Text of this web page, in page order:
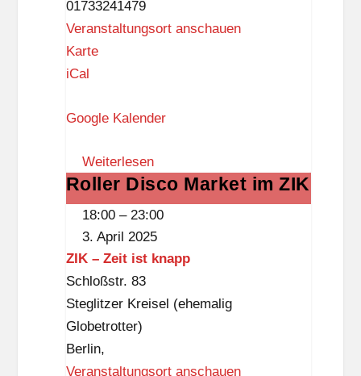
01733241479
Veranstaltungsort anschauen
KarteF
i
i
e
n
z
e
n
t
r
u
m
iCal
Google Kalender
Weiterlesen
Roller
Disco
im
ZIK
Roller Disco Market im ZIK
18:00 – 23:00
3. April 2025
ZIK – Zeit ist knapp
Schloßstr. 83
Steglitzer Kreisel (ehemalig
Globetrotter)
Berlin,
Veranstaltungsort anschauen